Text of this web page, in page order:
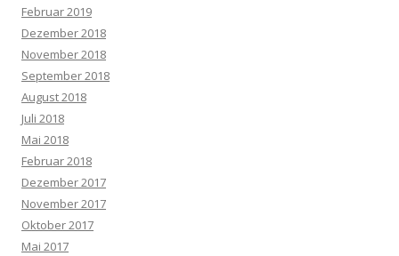
Februar 2019
Dezember 2018
November 2018
September 2018
August 2018
Juli 2018
Mai 2018
Februar 2018
Dezember 2017
November 2017
Oktober 2017
Mai 2017